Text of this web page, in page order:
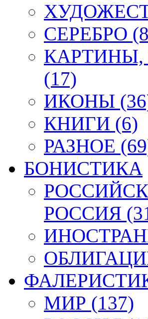
СЕРЕБРО
(17)
ИКОНЫ
КНИГИ (6)
РАЗНОЕ
БОНИСТИКА
РОССИЯ
МИР (137)